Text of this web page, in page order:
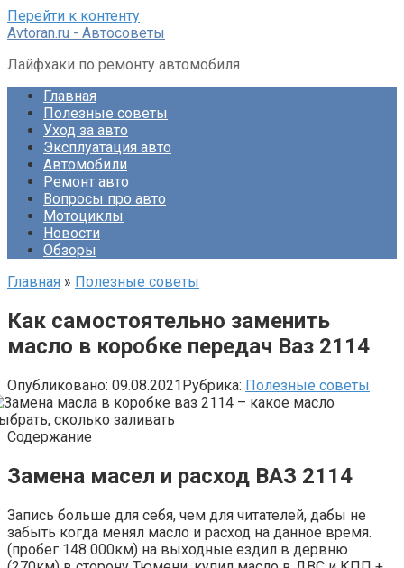
Перейти к контенту
Avtoran.ru - Автосоветы
Лайфхаки по ремонту автомобиля
Главная
Полезные советы
Уход за авто
Эксплуатация авто
Автомобили
Ремонт авто
Вопросы про авто
Мотоциклы
Новости
Обзоры
Главная » Полезные советы
Как самостоятельно заменить
масло в коробке передач Ваз 2114
Опубликовано: 09.08.2021Рубрика: Полезные советы
Содержание
Замена масел и расход ВАЗ 2114
Запись больше для себя, чем для читателей, дабы не
забыть когда менял масло и расход на данное время.
(пробег 148 000км) на выходные ездил в дервню